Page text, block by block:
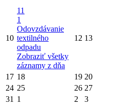
10
11
1
Odovzdávanie
textilného
odpadu
Zobraziť všetky
záznamy z dňa
12 13
17 18 19 20
24 25 26 27
31 1 2 3